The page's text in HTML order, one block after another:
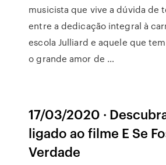
musicista que vive a dúvida de
entre a dedicação integral à
escola Julliard e aquele que
o grande amor de …
17/03/2020 ·
ligado ao filme E Se
Verdade